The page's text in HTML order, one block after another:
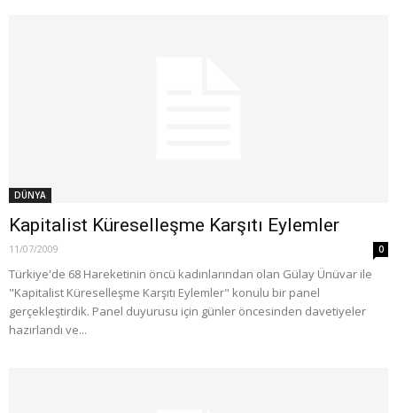
DÜNYA
Kapitalist Küreselleşme Karşıtı Eylemler
11/07/2009 0
Türkiye'de 68 Hareketinin öncü kadınlarından olan Gülay Ünüvar ile
"Kapitalist Küreselleşme Karşıtı Eylemler" konulu bir panel
gerçekleştirdik. Panel duyurusu için günler öncesinden davetiyeler
hazırlandı ve...